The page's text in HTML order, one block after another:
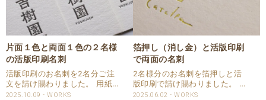
片面１色と両面１色の２名様
の活版印刷名刺
活版印刷のお名刺を2名分ご注
文を請け賜わりました。 用紙は
ハーフエアコットンを使用しま
2025.10.09 WORKS
箔押し（消し金）と活版印刷
で両面の名刺
2名様分のお名刺を箔押しと活
版印刷で請け賜わりました。 用
紙はハーフエアのコルクを指定
2025.06.02 WORKS